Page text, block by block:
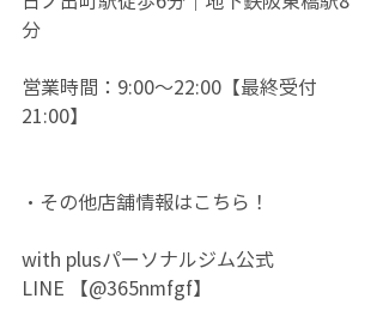
分
営業時間：9:00～22:00【最終受付
21:00】
・その他店舗情報はこちら！
with plusパーソナルジム公式
LINE 【@365nmfgf】